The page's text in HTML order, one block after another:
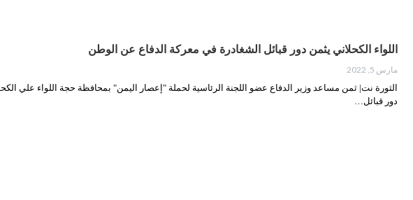
اللواء الكحلاني يثمن دور قبائل الشغادرة في معركة الدفاع عن الوطن
مارس 5, 2022
الثورة نت| ثمن مساعد وزير الدفاع عضو اللجنة الرئاسية لحملة "إعصار اليمن" بمحافظة حجة اللواء علي
دور قبائل…